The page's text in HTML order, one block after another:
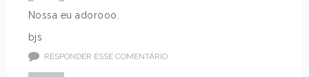
Nossa eu adorooo.
bjs
RESPONDER ESSE COMENTÁRIO